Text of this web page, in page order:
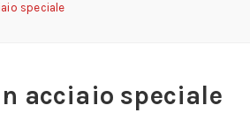
speciale
acciaio speciale